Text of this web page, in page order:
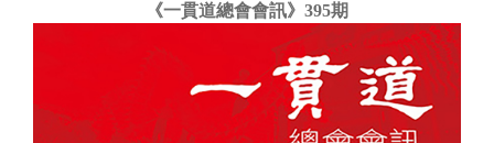
《一貫道總會會訊》395期